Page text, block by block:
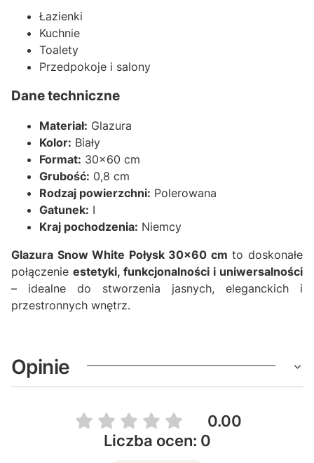
Łazienki
Kuchnie
Toalety
Przedpokoje i salony
Dane techniczne
Materiał: Glazura
Kolor: Biały
Format: 30x60 cm
Grubość: 0,8 cm
Rodzaj powierzchni: Polerowana
Gatunek: I
Kraj pochodzenia: Niemcy
Glazura Snow White Połysk 30x60 cm to doskonałe
połączenie estetyki, funkcjonalności i uniwersalności
– idealne do stworzenia jasnych, eleganckich i
przestronnych wnętrz.
Opinie
0.00
Liczba ocen: 0